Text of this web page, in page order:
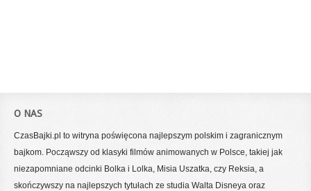
O NAS
CzasBajki.pl to witryna poświęcona najlepszym polskim i zagranicznym
bajkom. Począwszy od klasyki filmów animowanych w Polsce, takiej jak
niezapomniane odcinki Bolka i Lolka, Misia Uszatka, czy Reksia, a
skończywszy na najlepszych tytułach ze studia Walta Disneya oraz